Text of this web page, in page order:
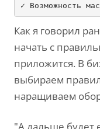
Как я говорил
начать с
приложится. В
выбираем
наращиваем